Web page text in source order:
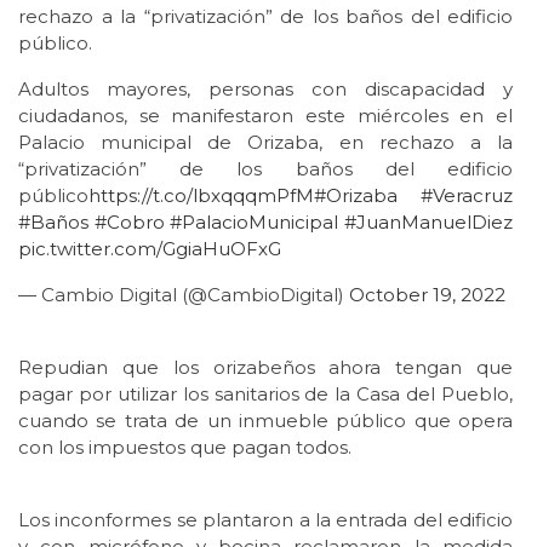
rechazo a la “privatización” de los baños del edificio
público.
Adultos mayores, personas con discapacidad y
ciudadanos, se manifestaron este miércoles en el
Palacio municipal de Orizaba, en rechazo a la
“privatización” de los baños del edificio
públicohttps://t.co/lbxqqqmPfM#Orizaba
#Veracruz
#Baños #Cobro #PalacioMunicipal #JuanManuelDiez
pic.twitter.com/GgiaHuOFxG
— Cambio Digital (@CambioDigital) October 19, 2022
Repudian que los orizabeños ahora tengan que
pagar por utilizar los sanitarios de la Casa del Pueblo,
cuando se trata de un inmueble público que opera
con los impuestos que pagan todos.
Los inconformes se plantaron a la entrada del edificio